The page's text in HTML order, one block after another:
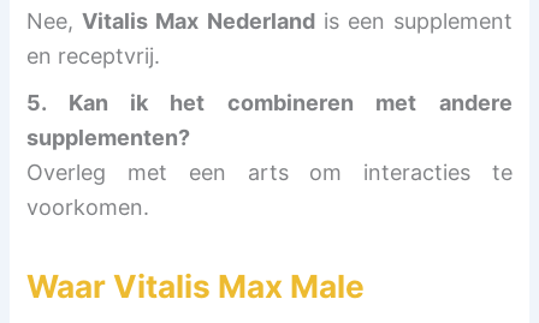
Nee,Vitalis Max Nederlandis een supplement
en receptvrij.
5. Kan ik het combineren met andere
supplementen?
Overleg met een arts om interacties te
voorkomen.
WaarVitalis Max Male